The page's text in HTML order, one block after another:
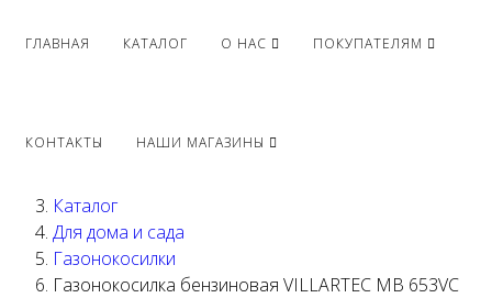
ГЛАВНАЯ КАТАЛОГ О НАС ПОКУПАТЕЛЯМ
КОНТАКТЫ НАШИ МАГАЗИНЫ
Каталог
Для дома и сада
Газонокосилки
Газонокосилка бензиновая VILLARTEC MB 653VС